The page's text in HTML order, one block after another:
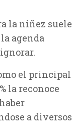
la niñez suele
agenda
el principal
la reconoce
a diversos